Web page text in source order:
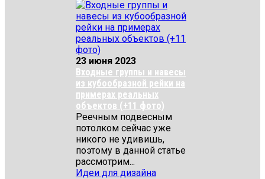
23 июня 2023
Входные группы и навесы
из кубообразной рейки на
примерах реальных
объектов (+11 фото)
Реечным подвесным
потолком сейчас уже
никого не удивишь,
поэтому в данной статье
рассмотрим...
Идеи для дизайна